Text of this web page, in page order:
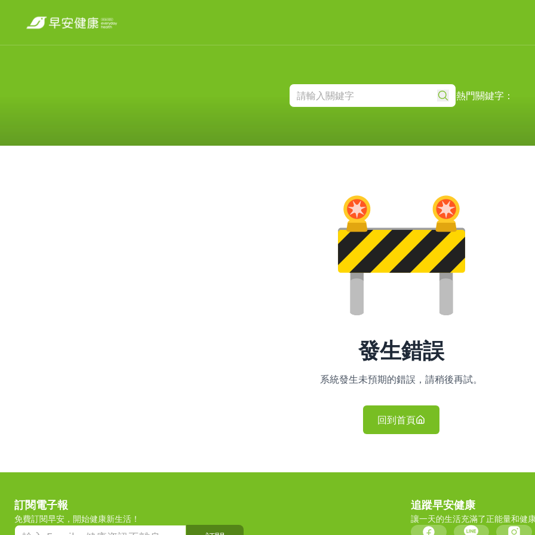
熱門關鍵字：
發生錯誤
系統發生未預期的錯誤，請稍後再試。
回到首頁
訂閱電子報
免費訂閱早安，開始健康新生活！
追蹤早安健康
讓一天的生活充滿了正能量和健